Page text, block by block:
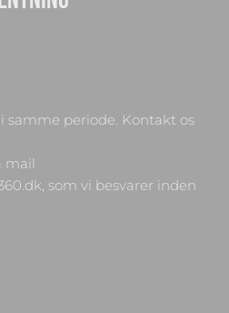
samme periode. Kontakt os
mail
som vi besvarer inden